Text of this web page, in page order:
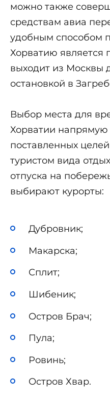
можно также
средствам авиа
удобным способом
Хорватию является
выходит из Москвы
остановкой в
Выбор места для
Хорватии напрямую
поставленных
туристом вида
отпуска на
выбирают курорты:
Дубровник;
Макарска;
Сплит;
Шибеник;
Остров Брач;
Пула;
Ровинь;
Остров Хвар.